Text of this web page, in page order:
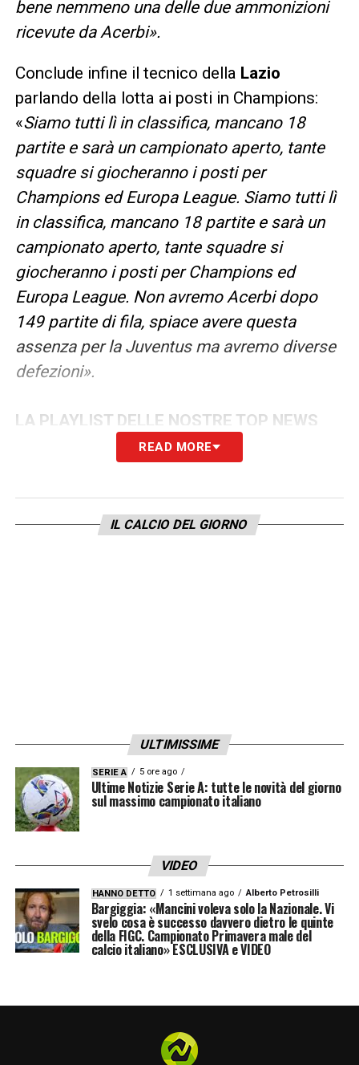
bene nemmeno una delle due ammonizioni
ricevute da Acerbi».
Conclude infine il tecnico della Lazio
parlando della lotta ai posti in Champions:
«Siamo tutti lì in classifica, mancano 18
partite e sarà un campionato aperto, tante
squadre si giocheranno i posti per
Champions ed Europa League. Siamo tutti lì
in classifica, mancano 18 partite e sarà un
campionato aperto, tante squadre si
giocheranno i posti per Champions ed
Europa League. Non avremo Acerbi dopo
149 partite di fila, spiace avere questa
assenza per la Juventus ma avremo diverse
defezioni».
LA PLAYLIST DELLE NOSTRE TOP NEWS
READ MORE
IL CALCIO DEL GIORNO
ULTIMISSIME
SERIE A 5 ore ago
Ultime Notizie Serie A: tutte le novità del giorno
sul massimo campionato italiano
VIDEO
HANNO DETTO 1 settimana ago Alberto Petrosilli
Bargiggia: «Mancini voleva solo la Nazionale. Vi
svelo cosa è successo davvero dietro le quinte
della FIGC. Campionato Primavera male del
calcio italiano» ESCLUSIVA e VIDEO